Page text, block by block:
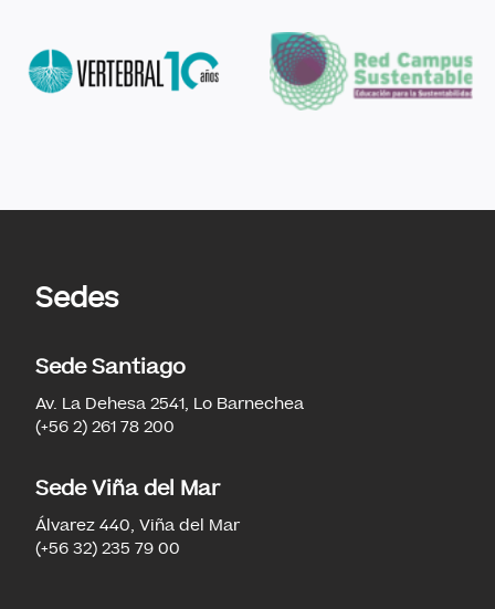
Sedes
Sede Santiago
Av. La Dehesa 2541, Lo Barnechea
(+56 2) 261 78 200
Sede Viña del Mar
Álvarez 440, Viña del Mar
(+56 32) 235 79 00